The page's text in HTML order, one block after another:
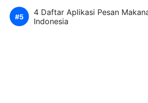
4 Daftar Aplikasi Pesan
Indonesia